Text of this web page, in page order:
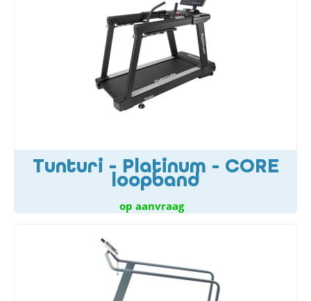
Tunturi - Platinum - CORE
loopband
op aanvraag